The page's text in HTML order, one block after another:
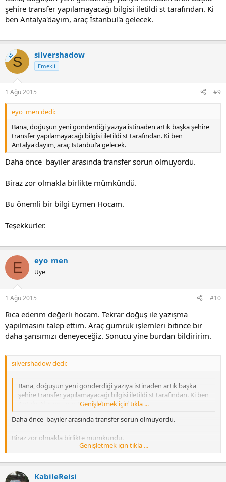
şehire transfer yapılamayacağı bilgisi iletildi st tarafından. Ki
ben Antalya'dayım, araç İstanbul'a gelecek.
KSS silvershadow
Emekli
1 Ağu 2015 #9
eyo_men dedi:
Bana, doğuşun yeni gönderdiği yazıya istinaden artık başka şehire
transfer yapılamayacağı bilgisi iletildi st tarafından. Ki ben
Antalya'dayım, araç İstanbul'a gelecek.
Daha önce bayiler arasında transfer sorun olmuyordu.
Biraz zor olmakla birlikte mümkündü.
Bu önemli bir bilgi Eymen Hocam.
Teşekkürler.
E eyo_men
Üye
1 Ağu 2015 #10
Rica ederim değerli hocam. Tekrar doğuş ile yazışma
yapılmasını talep ettim. Araç gümrük işlemleri bitince bir
daha şansımızı deneyeceğiz. Sonucu yine burdan bildiririm.
silvershadow dedi:
Bana, doğuşun yeni gönderdiği yazıya istinaden artık başka
şehire transfer yapılamayacağı bilgisi iletildi st tarafından. Ki ben
Antalya'dayım, araç İstanbul'a gelecek.
Genişletmek için tıkla ...
Daha önce bayiler arasında transfer sorun olmuyordu.
Biraz zor olmakla birlikte mümkündü.
Bu önemli bir bilgi Eymen Hocam.
Teşekkürler.
Genişletmek için tıkla ...
KabileReisi